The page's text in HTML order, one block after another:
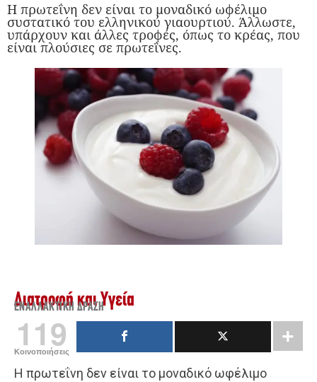
Η πρωτεΐνη δεν είναι το μοναδικό ωφέλιμο
συστατικό του ελληνικού γιαουρτιού. Άλλωστε,
υπάρχουν και άλλες τροφές, όπως το κρέας, που
είναι πλούσιες σε πρωτεΐνες.
Διατροφή και Υγεία
ΕΝΑΛΛΑΚΤΙΚΉ ΔΡΆΣΗ
119
Κοινοποιήσεις
Η πρωτεΐνη δεν είναι το μοναδικό ωφέλιμο